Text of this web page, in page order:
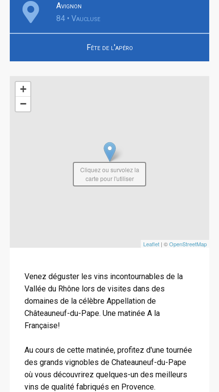
Avignon
84 • Vaucluse
Fête de l'apéro
+
−
Leaflet | ©OpenStreetMap
Cliquez ou survolez la
carte pour l'utiliser
Venez déguster les vins incontournables de la
Vallée du Rhône lors de visites dans des
domaines de la célèbre Appellation de
Châteauneuf-du-Pape. Une matinée A la
Française!
Au cours de cette matinée, profitez d'une tournée
des grands vignobles de Chateauneuf-du-Pape
où vous découvrirez quelques-un des meilleurs
vins de qualité fabriqués en Provence.